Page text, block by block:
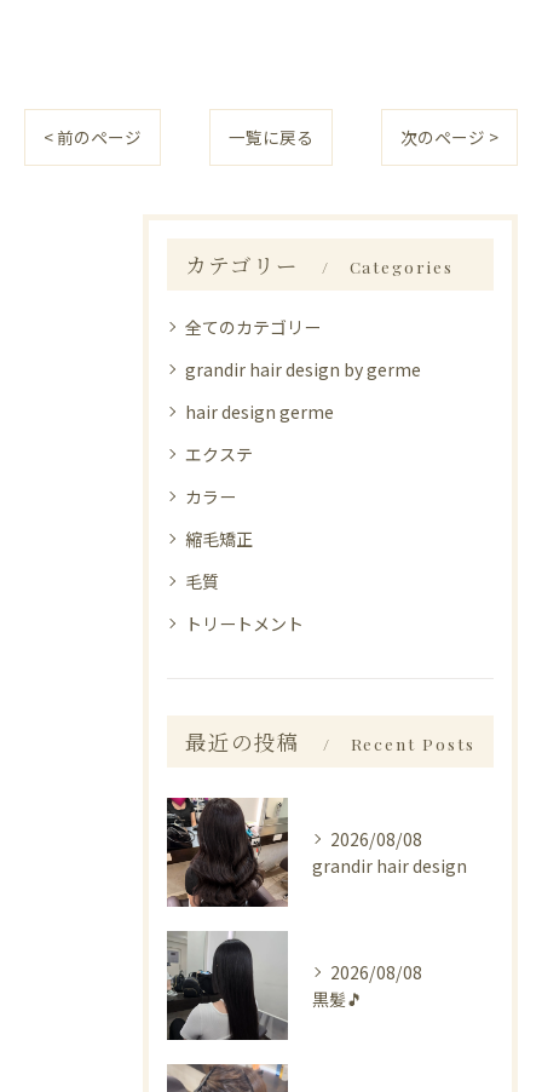
< 前のページ 一覧に戻る 次のページ >
カテゴリー Categories
全てのカテゴリー
grandir hair design by germe
hair design germe
エクステ
カラー
縮毛矯正
毛質
トリートメント
最近の投稿 Recent Posts
2026/08/08
grandir hair design
2026/08/08
黒髪🎵